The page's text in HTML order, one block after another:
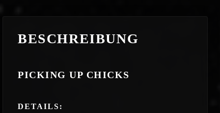
BESCHREIBUNG
PICKING UP CHICKS
DETAILS: